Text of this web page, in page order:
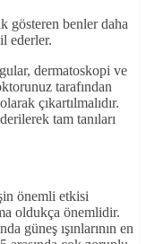
gösteren benler daha
ederler.
dermatoskopi ve
tarafından
olarak çıkartılmalıdır.
tam tanıları
önemli etkisi
oldukça önemlidir.
güneş ışınlarının en